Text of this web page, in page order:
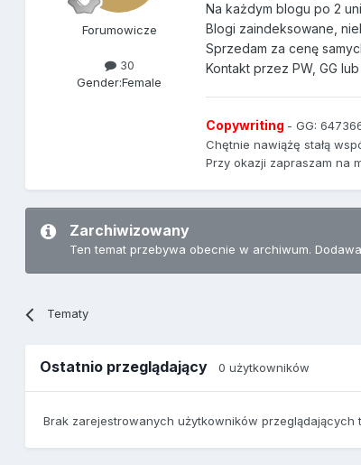
Forumowicze
30
Gender:Female
Na każdym blogu po 2
Blogi zaindeksowane,
Sprzedam za cenę
Kontakt przez PW, GG
Copywriting - GG:
Chętnie nawiążę stałą
Przy okazji zapraszam na
Zarchiwizowany
Ten temat przebywa obecnie w archiwum.
Tematy
Ostatnio przeglądający0 użytkowników
Brak zarejestrowanych użytkowników przeglądających